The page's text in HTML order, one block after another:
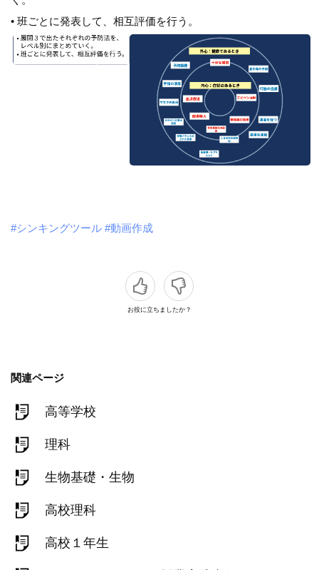
• 班ごとに発表して、相互評価を行う。
#シンキングツール #動画作成
お役に立ちましたか？
関連ページ
高等学校
理科
生物基礎・生物
高校理科
高校１年生